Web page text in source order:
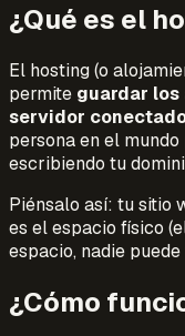
¿Qué es el
El hosting (o
permite guardar los
servidor
persona en el
escribiendo tu
Piénsalo así: tu sitio
es el espacio físico
espacio, nadie
¿Cómo